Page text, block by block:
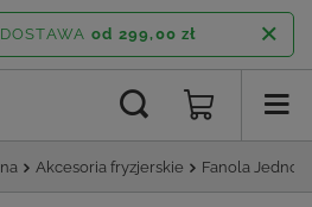
od 299,00 zł
Akcesoria fryzjerskie Fanola